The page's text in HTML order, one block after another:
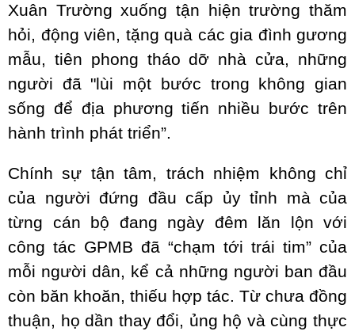
Xuân Trường xuống tận hiện trường thăm
hỏi, động viên, tặng quà các gia đình gương
mẫu, tiên phong tháo dỡ nhà cửa, những
người đã "lùi một bước trong không gian
sống để địa phương tiến nhiều bước trên
hành trình phát triển”.
Chính sự tận tâm, trách nhiệm không chỉ
của người đứng đầu cấp ủy tỉnh mà của
từng cán bộ đang ngày đêm lăn lộn với
công tác GPMB đã “chạm tới trái tim” của
mỗi người dân, kể cả những người ban đầu
còn băn khoăn, thiếu hợp tác. Từ chưa đồng
thuận, họ dần thay đổi, ủng hộ và cùng thực